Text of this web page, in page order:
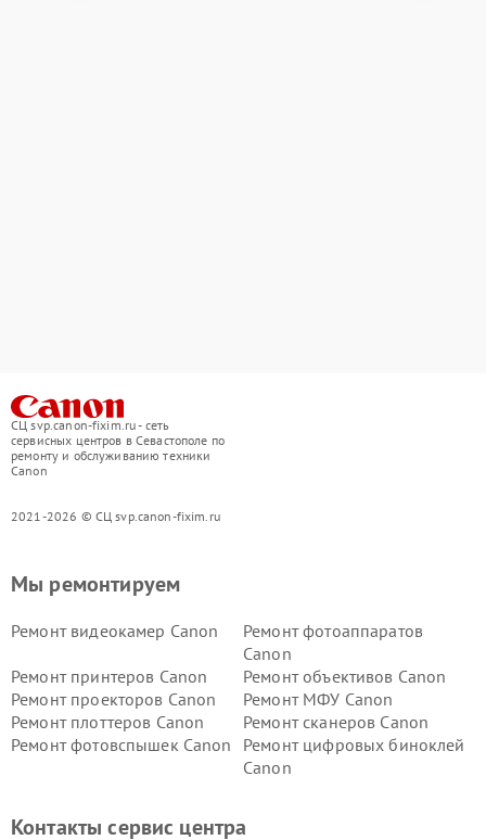
СЦ svp.canon-fixim.ru - сеть
сервисных центров в Севастополе по
ремонту и обслуживанию техники
Canon
2021-2026 © СЦ svp.canon-fixim.ru
Мы ремонтируем
Ремонт видеокамер Canon
Ремонт фотоаппаратов
Canon
Ремонт принтеров Canon
Ремонт объективов Canon
Ремонт проекторов Canon
Ремонт МФУ Canon
Ремонт плоттеров Canon
Ремонт сканеров Canon
Ремонт фотовспышек Canon
Ремонт цифровых биноклей
Canon
Контакты сервис центра